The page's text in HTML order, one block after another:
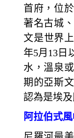
首府，位
著名古城
文是世界
年5月13日
水，溫泉
期的亞斯
認為是埃及
阿拉伯式